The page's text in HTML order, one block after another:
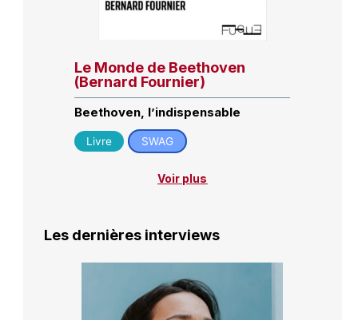
Le Monde de Beethoven
(Bernard Fournier)
Beethoven, l’indispensable
Livre SWAG
Voir plus
Les dernières interviews